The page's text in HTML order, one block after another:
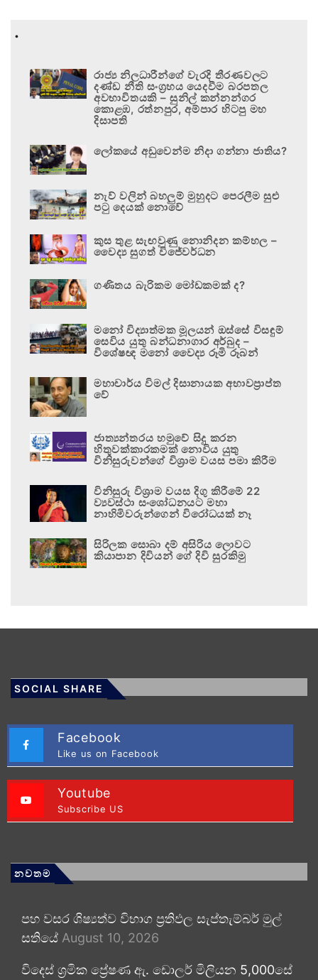
.
රාජ්‍ය නිලධාරීන්ගේ වැරදි තීරණවලට
දණ්ඩ නීති සංග්‍රහය යෙදවීම බරපතල
අවභාවිතයකි – සුනිල් කන්නන්ගර
කොළඹ, රත්නපුර, අම්පාර හිටපු මහ
දිසාපති
ලෝකයේ අඩුවෙන්ම නිදා ගන්නා ජාතිය?
නැව් වලින් බහලුම් මුහුදට පෙරලීම සුළු
පටු දෙයක් නොවේ
කුස තුළ සැඟවුණු නොනිදන කම්හල –
වෛද්‍ය සුගත් විජේවර්ධන
ගණිතය බැරිකම මෝඩකමක් ද?
මනෝ විද්‍යාත්මක මූලයන් ඔස්සේ විසඳුම්
සෙවිය යුතු බන්ධනාගාර අර්බුද –
විශේෂඥ මනෝ වෛද්‍ය රූමි රූබන්
මහාචාර්ය විමල් දිසානායක අභාවප්‍රාප්ත
වේ
ජාත්‍යන්තරය හමුවේ සිදු කරන
හිතුවක්කාරකමක් නොවිය යුතු
විනිසුරුවන්ගේ විශ්‍රාම වයස පමා කිරීම
විනිසුරු විශ්‍රාම වයස දිගු කිරීමේ 22
ව්‍යවස්ථා සංශෝධනයට මහා
නාහිමිවරුන්ගෙන් විරෝධයක් නෑ
සිරිලක සොබා දම් අසිරිය ලොවට
කියාපාන දිවියන් ගේ දිවි සුරකිමු
SOCIAL SHARE
Facebook
Like us on Facebook
Youtube
Subscribe US
නවතම
පහ වසර ශිෂ්‍යත්ව විභාග ප්‍රතිඵල සැප්තැම්බර් මුල්
සතියේ August 10, 2026
විදෙස් ශ්‍රමික ප්‍රේෂණ ඇ. ඩොලර් මිලියන 5,000සේ